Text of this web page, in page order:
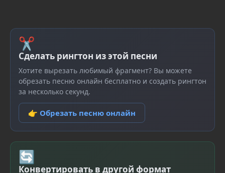
✂
Сделать рингтон из этой песни
Хотите вырезать любимый фрагмент? Вы можете
обрезать песню онлайн бесплатно и создать рингтон
за несколько секунд.
👉 Обрезать песню онлайн
🔄
Конвертировать в другой формат